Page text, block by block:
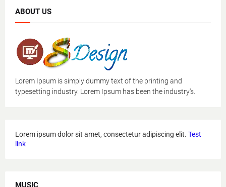
ABOUT US
Lorem Ipsum is simply dummy text of the printing and
typesetting industry. Lorem Ipsum has been the industry's.
Lorem ipsum dolor sit amet, consectetur adipiscing elit. Test
link
MUSIC